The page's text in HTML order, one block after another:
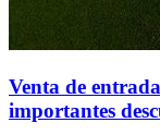
Venta de
importantes